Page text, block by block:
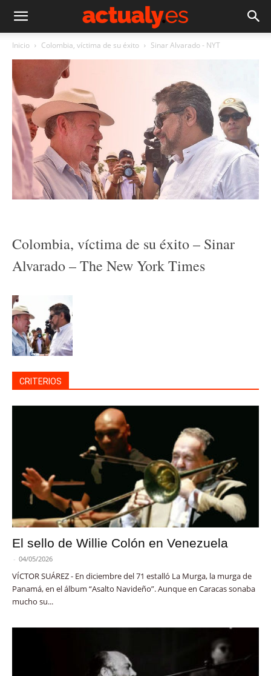
Inicio Colombia, víctima de su éxito Sinar Alvarado - NYT
Colombia, víctima de su éxito – Sinar
Alvarado – The New York Times
CRITERIOS
El sello de Willie Colón en Venezuela
- 04/05/2026
VÍCTOR SUÁREZ - En diciembre del 71 estalló La Murga, la murga de
Panamá, en el álbum “Asalto Navideño”. Aunque en Caracas sonaba
mucho su...